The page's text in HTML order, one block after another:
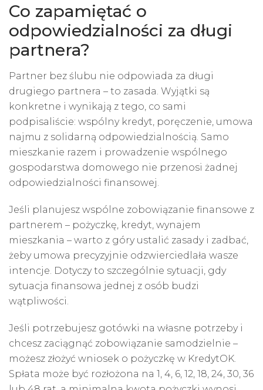
Co zapamiętać o
odpowiedzialności za długi
partnera?
Partner bez ślubu nie odpowiada za długi
drugiego partnera – to zasada. Wyjątki są
konkretne i wynikają z tego, co sami
podpisaliście: wspólny kredyt, poręczenie, umowa
najmu z solidarną odpowiedzialnością. Samo
mieszkanie razem i prowadzenie wspólnego
gospodarstwa domowego nie przenosi żadnej
odpowiedzialności finansowej.
Jeśli planujesz wspólne zobowiązanie finansowe z
partnerem – pożyczkę, kredyt, wynajem
mieszkania – warto z góry ustalić zasady i zadbać,
żeby umowa precyzyjnie odzwierciedlała wasze
intencje. Dotyczy to szczególnie sytuacji, gdy
sytuacja finansowa jednej z osób budzi
wątpliwości.
Jeśli potrzebujesz gotówki na własne potrzeby i
chcesz zaciągnąć zobowiązanie samodzielnie –
możesz złożyć wniosek o pożyczkę w KredytOK.
Spłata może być rozłożona na 1, 4, 6, 12, 18, 24, 30, 36